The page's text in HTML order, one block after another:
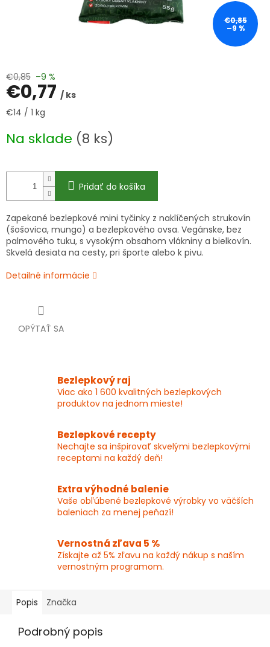
€0,85
–9 %
€0,85 –9 %
€0,77 / ks
Jednotková
€14 / 1 kg
Na sklade (8 ks)
Pridať do košíka
Zapekané bezlepkové mini tyčinky z naklíčených strukovín
(šošovica, mungo) a bezlepkového ovsa. Vegánske, bez
palmového tuku, s vysokým obsahom vlákniny a bielkovín.
Skvelá desiata na cesty, pri športe alebo k pivu.
Detailné informácie
OPÝTAŤ SA
Bezlepkový raj
Viac ako 1 600 kvalitných bezlepkových
produktov na jednom mieste!
Bezlepkové recepty
Nechajte sa inšpirovať skvelými bezlepkovými
receptami na každý deň!
Extra výhodné balenie
Vaše obľúbené bezlepkové výrobky vo väčších
baleniach za menej peňazí!
Vernostná zľava 5 %
Získajte až 5% zľavu na každý nákup s naším
vernostným programom.
Popis Značka
Podrobný popis